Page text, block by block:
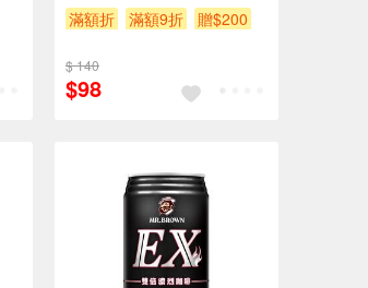
滿額折
滿額9折 贈$200
$ 140
$98